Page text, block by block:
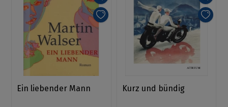
Ein liebender Mann Kurz und bündig